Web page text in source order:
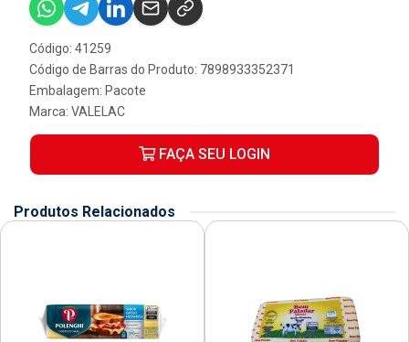
Código: 41259
Código de Barras do Produto: 7898933352371
Embalagem: Pacote
Marca: VALELAC
FAÇA SEU LOGIN
Produtos Relacionados